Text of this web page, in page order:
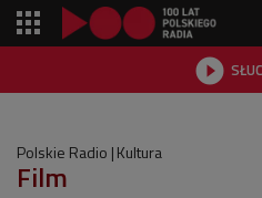

Polskie Radio Kultura
Film